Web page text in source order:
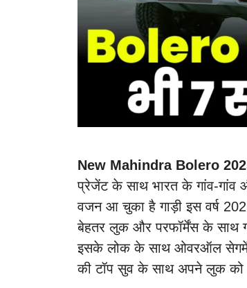
New Mahindra Bolero
प्रेजेंट के साथ भारत के गांव-गांव
वजन आ चुका है गाड़ी इस वर्ष
बेहतर लुक और परफॉर्मेंस के साथ
इसके लोक के साथ ओवरऑल सेगमेंट
की टॉप सुव के साथ अपने लुक को